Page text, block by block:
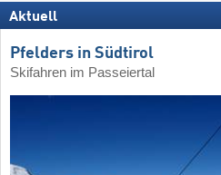
Aktuell
Pfelders in Südtirol
Skifahren im Passeiertal